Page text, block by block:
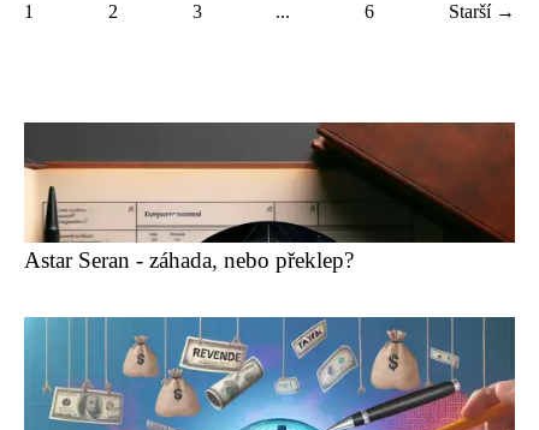
1 2 3 ... 6 Starší →
Astar Seran - záhada, nebo překlep?